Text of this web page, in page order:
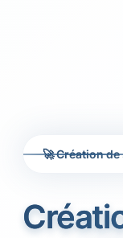
🚀 Création